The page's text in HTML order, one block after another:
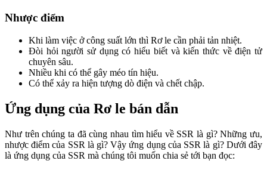
Nhược điểm
Khi làm việc ở công suất lớn thì Rơ le cần phải tản nhiệt.
Đòi hỏi người sử dụng có hiểu biết và kiến thức về điện tử
chuyên sâu.
Nhiều khi có thể gây méo tín hiệu.
Có thể xảy ra hiện tượng dò điện và chết chập.
Ứng dụng của Rơ le bán dẫn
Như trên chúng ta đã cùng nhau tìm hiểu về SSR là gì? Những ưu,
nhược điểm của SSR là gì? Vậy ứng dụng của SSR là gì? Dưới đây
là ứng dụng của SSR mà chúng tôi muốn chia sẻ tới bạn đọc: